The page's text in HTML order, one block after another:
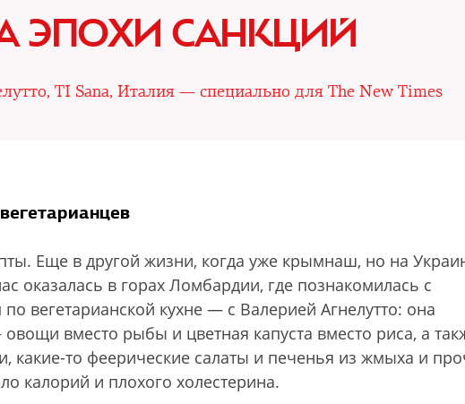
ЭПОХИ САНКЦИЙ
TI Sana, Италия — специально для The New Times
Еще в другой жизни, когда уже крымнаш, но на
оказалась в горах Ломбардии, где познакомилась с
вегетарианской кухне — с Валерией Агнелутто: она
вместо рыбы и цветная капуста вместо риса, а
какие-то феерические салаты и печенья из жмыха и
калорий и плохого холестерина.